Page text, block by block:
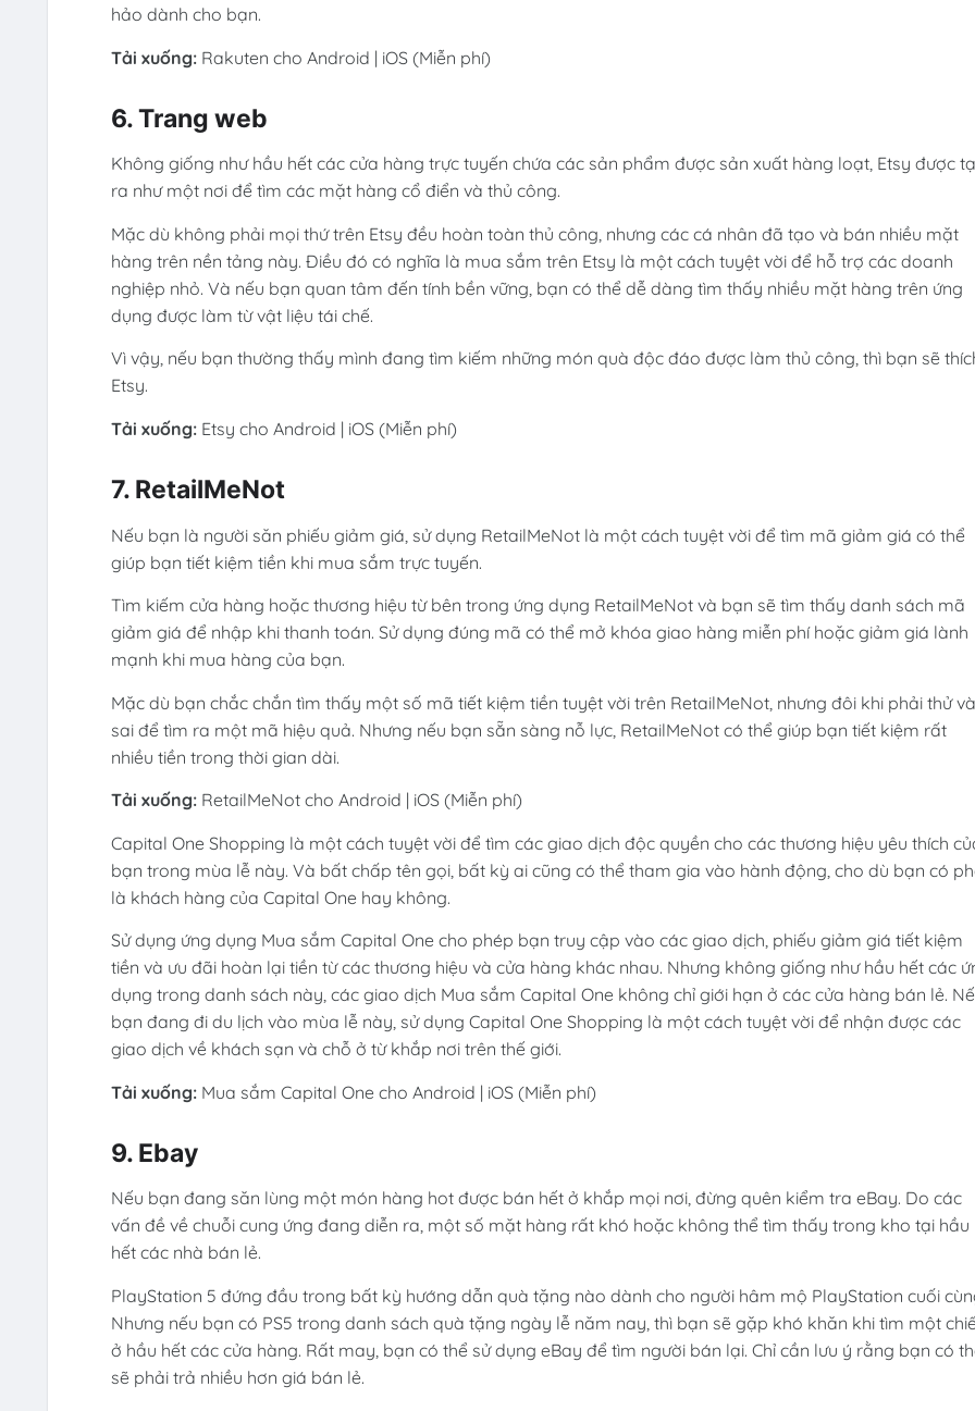
hảo dành cho bạn.
Tải xuống:Rakuten cho Android | iOS (Miễn phí)
6. Trang web
Không giống như hầu hết các cửa hàng trực tuyến chứa các sản phẩm được sản xuất hàng loạt, Etsy được
ra như một nơi để tìm các mặt hàng cổ điển và thủ công.
Mặc dù không phải mọi thứ trên Etsy đều hoàn toàn thủ công, nhưng các cá nhân đã tạo và bán nhiều mặt
hàng trên nền tảng này. Điều đó có nghĩa là mua sắm trên Etsy là một cách tuyệt vời để hỗ trợ các doanh
nghiệp nhỏ. Và nếu bạn quan tâm đến tính bền vững, bạn có thể dễ dàng tìm thấy nhiều mặt hàng trên ứng
dụng được làm từ vật liệu tái chế.
Vì vậy, nếu bạn thường thấy mình đang tìm kiếm những món quà độc đáo được làm thủ công, thì bạn sẽ
Etsy.
Tải xuống:Etsy cho Android | iOS (Miễn phí)
7. RetailMeNot
Nếu bạn là người săn phiếu giảm giá, sử dụng RetailMeNot là một cách tuyệt vời để tìm mã giảm giá có thể
giúp bạn tiết kiệm tiền khi mua sắm trực tuyến.
Tìm kiếm cửa hàng hoặc thương hiệu từ bên trong ứng dụng RetailMeNot và bạn sẽ tìm thấy danh sách mã
giảm giá để nhập khi thanh toán. Sử dụng đúng mã có thể mở khóa giao hàng miễn phí hoặc giảm giá lành
mạnh khi mua hàng của bạn.
Mặc dù bạn chắc chắn tìm thấy một số mã tiết kiệm tiền tuyệt vời trên RetailMeNot, nhưng đôi khi phải thử và
sai để tìm ra một mã hiệu quả. Nhưng nếu bạn sẵn sàng nỗ lực, RetailMeNot có thể giúp bạn tiết kiệm rất
nhiều tiền trong thời gian dài.
Tải xuống:RetailMeNot cho Android | iOS (Miễn phí)
Capital One Shopping là một cách tuyệt vời để tìm các giao dịch độc quyền cho các thương hiệu yêu thích
bạn trong mùa lễ này. Và bất chấp tên gọi, bất kỳ ai cũng có thể tham gia vào hành động, cho dù bạn có
là khách hàng của Capital One hay không.
Sử dụng ứng dụng Mua sắm Capital One cho phép bạn truy cập vào các giao dịch, phiếu giảm giá tiết kiệm
tiền và ưu đãi hoàn lại tiền từ các thương hiệu và cửa hàng khác nhau. Nhưng không giống như hầu hết các
dụng trong danh sách này, các giao dịch Mua sắm Capital One không chỉ giới hạn ở các cửa hàng bán lẻ.
bạn đang đi du lịch vào mùa lễ này, sử dụng Capital One Shopping là một cách tuyệt vời để nhận được các
giao dịch về khách sạn và chỗ ở từ khắp nơi trên thế giới.
Tải xuống:Mua sắm Capital One cho Android | iOS (Miễn phí)
9. Ebay
Nếu bạn đang săn lùng một món hàng hot được bán hết ở khắp mọi nơi, đừng quên kiểm tra eBay. Do các
vấn đề về chuỗi cung ứng đang diễn ra, một số mặt hàng rất khó hoặc không thể tìm thấy trong kho tại hầu
hết các nhà bán lẻ.
PlayStation 5 đứng đầu trong bất kỳ hướng dẫn quà tặng nào dành cho người hâm mộ PlayStation cuối
Nhưng nếu bạn có PS5 trong danh sách quà tặng ngày lễ năm nay, thì bạn sẽ gặp khó khăn khi tìm một
ở hầu hết các cửa hàng. Rất may, bạn có thể sử dụng eBay để tìm người bán lại. Chỉ cần lưu ý rằng bạn có
sẽ phải trả nhiều hơn giá bán lẻ.